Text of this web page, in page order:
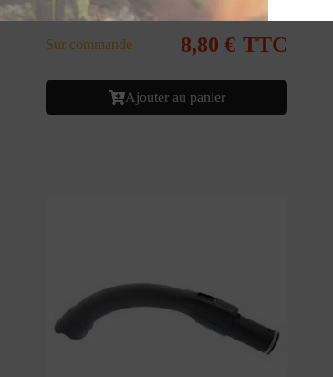
Bouchon de pompe lave linge AEG
Sur commande 8,80 € TTC
Ajouter au panier